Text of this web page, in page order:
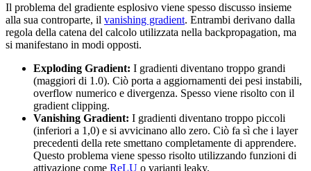
Il problema del gradiente esplosivo viene spesso discusso insieme
alla sua controparte, il vanishing gradient. Entrambi derivano dalla
regola della catena del calcolo utilizzata nella backpropagation, ma
si manifestano in modi opposti.
Exploding Gradient: I gradienti diventano troppo grandi
(maggiori di 1.0). Ciò porta a aggiornamenti dei pesi instabili,
overflow numerico e divergenza. Spesso viene risolto con il
gradient clipping.
Vanishing Gradient: I gradienti diventano troppo piccoli
(inferiori a 1,0) e si avvicinano allo zero. Ciò fa sì che i layer
precedenti della rete smettano completamente di apprendere.
Questo problema viene spesso risolto utilizzando funzioni di
attivazione come ReLU o varianti leaky.